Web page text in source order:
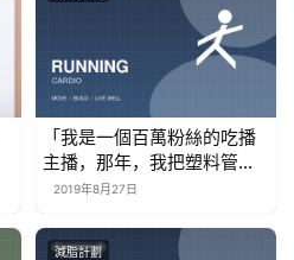
「我是一個百萬粉絲的吃播
主播，那年，我把塑料管伸
進了胃裡」
2019年8月27日
減脂計劃